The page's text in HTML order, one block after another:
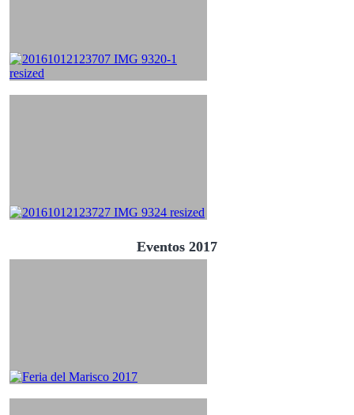
Eventos 2017